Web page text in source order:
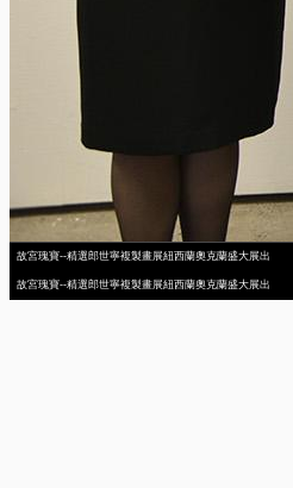
故宮瑰寶--精選郎世寧複製畫展紐西蘭奧克蘭盛大展出
故宮瑰寶--精選郎世寧複製畫展紐西蘭奧克蘭盛大展出